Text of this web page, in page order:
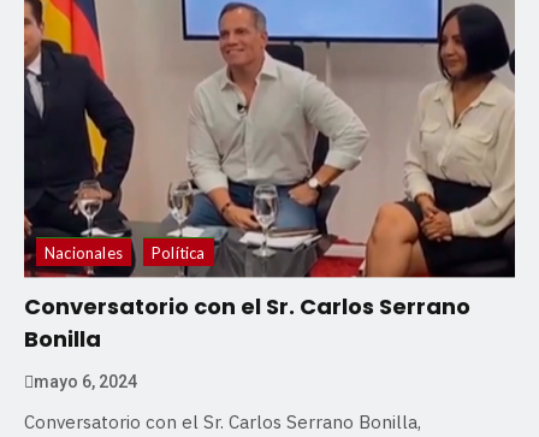
Nacionales Política
Conversatorio con el Sr. Carlos Serrano
Bonilla
mayo 6, 2024
Conversatorio con el Sr. Carlos Serrano Bonilla,